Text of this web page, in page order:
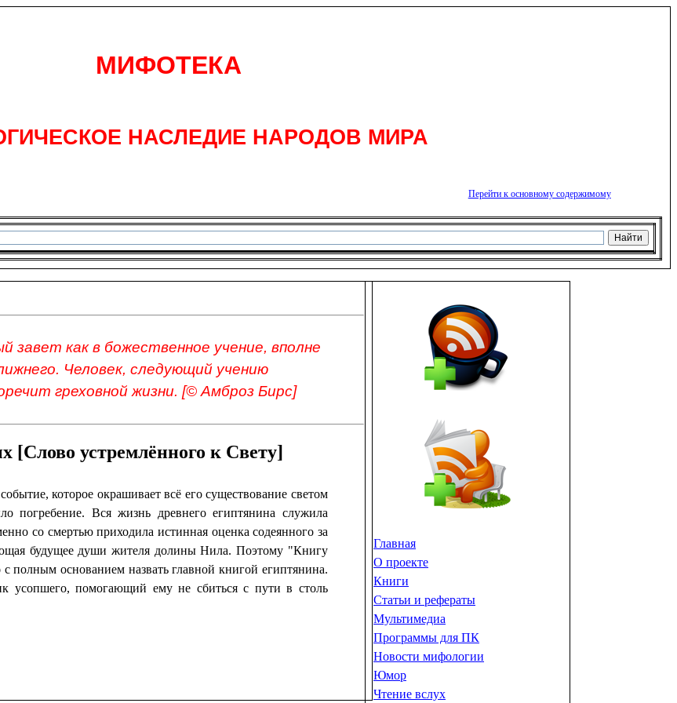
МИФОТЕКА
НАСЛЕДИЕ НАРОДОВ МИРА
Перейти к основному содержимому
Главная
О проекте
Книги
Статьи и рефераты
Мультимедиа
Программы для ПК
Новости мифологии
Юмор
Чтение вслух
завет как в божественное учение, вполне
Человек, следующий учению
греховной жизни. [© Амброз Бирс]
[Слово устремлённого к Свету]
которое окрашивает всё его существование светом
Вся жизнь древнего египтянина служила
со смертью приходила истинная оценка содеянного за
будущее души жителя долины Нила. Поэтому "Книгу
основанием назвать главной книгой египтянина.
усопшего, помогающий ему не сбиться с пути в столь